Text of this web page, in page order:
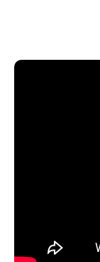
peuple contre
présent pour